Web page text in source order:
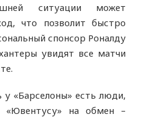
ситуации может
что позволит быстро
спонсор Роналду
увидят все матчи
у «Барселоны» есть люди,
«Ювентусу» на обмен –